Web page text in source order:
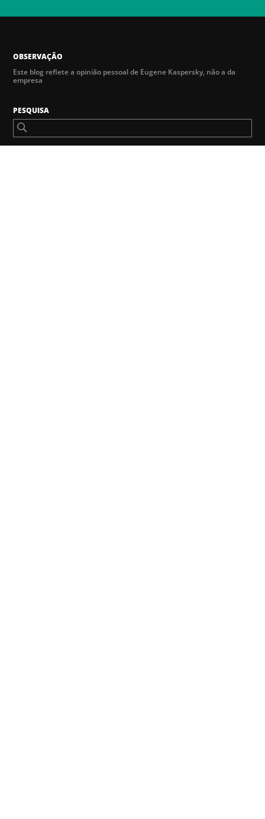
OBSERVAÇÃO
Este blog reflete a opinião pessoal de Eugene Kaspersky, não a da
empresa
PESQUISA